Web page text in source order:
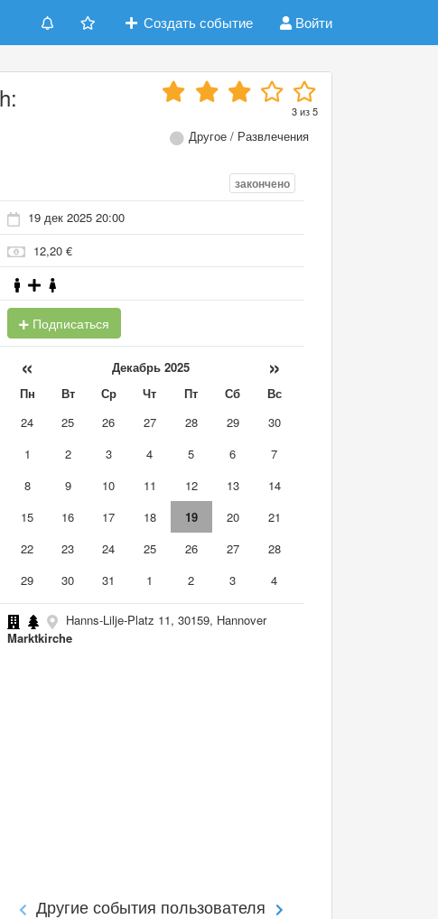
Создать событие Войти
3из5
Другое / Развлечения
закончено
19 дек 2025 20:00
12,20 €
Подписаться
« Декабрь 2025 »
Пн Вт Ср Чт Пт Сб
Вс
24
25 26 27 28 29
30
1
2 3 4 5 6
7
8
9 10 11 12 13
14
15
16 17 18 19 20
21
22
23 24 25 26 27
28
29
30 31 1 2 3 4
Hanns-Lilje-Platz 11, 30159, Hannover
Marktkirche
Другие события пользователя